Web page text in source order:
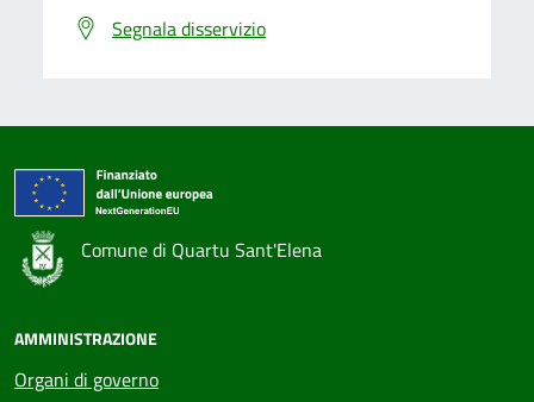
Segnala disservizio
Comune di Quartu Sant'Elena
AMMINISTRAZIONE
Organi di governo